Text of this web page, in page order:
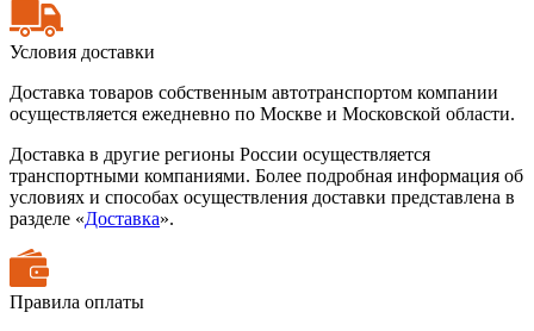
Условия доставки
Доставка товаров собственным автотранспортом компании
осуществляется ежедневно по Москве и Московской области.
Доставка в другие регионы России осуществляется
транспортными компаниями. Более подробная информация об
условиях и способах осуществления доставки представлена в
разделе «Доставка».
Правила оплаты